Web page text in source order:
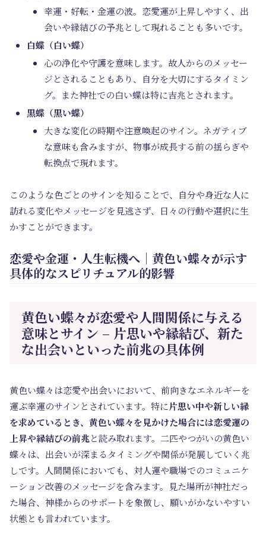
幸運・好転・金運の波。恋愛運が上昇しやすく、出
会いや縁結びの予兆として現れることも多いです。
白蝶（白い蝶）
心の浄化や守護を意味します。故人からのメッセー
ジとされることもあり、自分を大切にするタイミン
グ。また神社での白い蝶は特に吉兆とされます。
黒蝶（黒い蝶）
大きな変化の時期や注意喚起のサイン。ネガティブ
な意味も含みますが、物事が成長する前の揺らぎや
転換点で現れます。
このような色ごとのサインを知ることで、自分や身近な人に
訪れる変化やメッセージを見逃さず、日々の行動や選択に生
かすことができます。
恋愛や金運・人生転機へ｜黄色い蝶々が示す
具体的なスピリチュアル的影響
黄色い蝶々が恋愛や人間関係に与える
意味とサイン – 片思いや縁結び、新た
な出会いといった前兆の具体例
黄色い蝶々は恋愛や出会いにおいて、前向きなエネルギーを
運ぶ幸運のサインとされています。特に片思い中や新しい縁
を求めているとき、黄色い蝶々を見かけた場合には恋愛運の
上昇や縁結びの前兆と読み取れます。二匹やつがいの黄色い
蝶々は、出会いが深まるタイミングや関係が発展していく兆
しです。人間関係においても、対人運や職場でのコミュニケ
ーション改善のメッセージを含みます。見た場所が神社だっ
た場合、神様からのサポートを象徴し、願いがかないやすい
状態とも言われています。